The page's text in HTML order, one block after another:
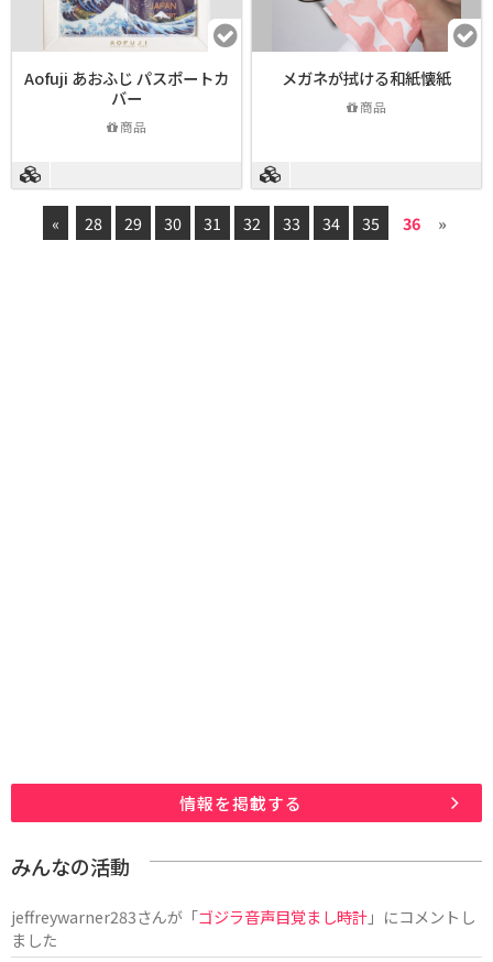
Aofuji あおふじ パスポートカ
バー
商品
メガネが拭ける和紙懐紙
商品
« 28 29 30 31 32 33 34 35 36 »
情報を掲載する
みんなの活動
jeffreywarner283さんが「ゴジラ音声目覚まし時計」にコメントし
ました